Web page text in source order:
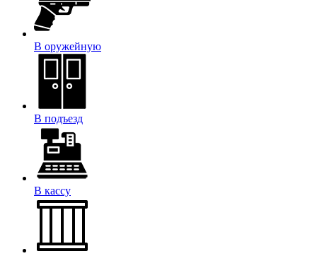
В оружейную
В подъезд
В кассу